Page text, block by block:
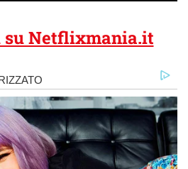
su Netflixmania.it